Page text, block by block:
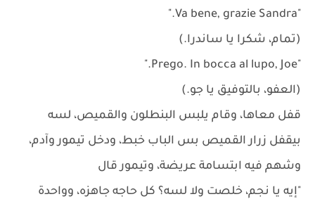
"Va bene, grazie Sandra."
(تمام، شكرا يا ساندرا.)
"Prego. In bocca al lupo, Joe."
(العفو، بالتوفيق يا جو.)
قفل معاها، وقام يلبس البنطلون والقميص، لسه
بيقفل زرار القميص بس الباب خبط، ودخل تيمور وآدم،
وشهم فيه ابتسامة عريضة، وتيمور قال
"إيه يا نجم، خلصت ولا لسه؟ كل حاجه جاهزه، وواحدة